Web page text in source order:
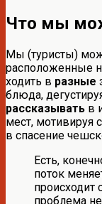
Что мы
Мы (туристы)
расположенные
ходить в разные
блюда,
рассказывать в
мест, мотивируя
в спасение
Есть,
поток
происходит
проблема